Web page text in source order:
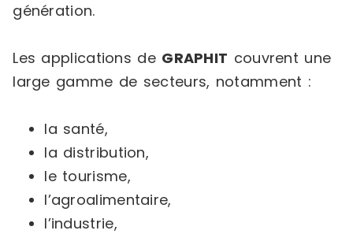
génération.
Les applications de GRAPHIT couvrent une
large gamme de secteurs, notamment :
la santé,
la distribution,
le tourisme,
l’agroalimentaire,
l’industrie,